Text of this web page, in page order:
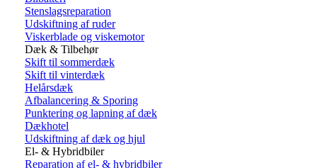
Stenslagsreparation
Udskiftning af ruder
Viskerblade og viskemotor
Dæk & Tilbehør
Skift til sommerdæk
Skift til vinterdæk
Helårsdæk
Afbalancering & Sporing
Punktering og lapning af dæk
Dækhotel
Udskiftning af dæk og hjul
El- & Hybridbiler
Reparation af el- & hybridbiler